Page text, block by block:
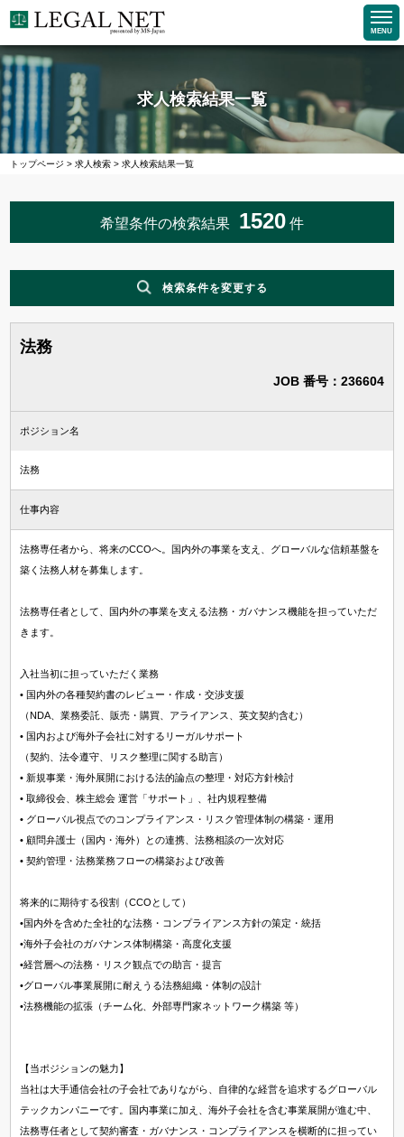
MENU
求人検索結果一覧
トップページ >求人検索 >求人検索結果一覧
希望条件の検索結果 1520 件
検索条件を変更する
職種
知財・特許求人
資格
国内弁護士
海外弁護士
海外LLM・JD修了
弁理士
＋ 追加・変更する
年収
～
法務
JOB 番号：236604
ポジション名
法務
仕事内容
法務専任者から、将来のCCOへ。国内外の事業を支え、グローバルな信頼基盤を
築く法務人材を募集します。
法務専任者として、国内外の事業を支える法務・ガバナンス機能を担っていただ
きます。
入社当初に担っていただく業務
• 国内外の各種契約書のレビュー・作成・交渉支援
（NDA、業務委託、販売・購買、アライアンス、英文契約含む）
• 国内および海外子会社に対するリーガルサポート
（契約、法令遵守、リスク整理に関する助言）
• 新規事業・海外展開における法的論点の整理・対応方針検討
• 取締役会、株主総会 運営「サポート」、社内規程整備
• グローバル視点でのコンプライアンス・リスク管理体制の構築・運用
• 顧問弁護士（国内・海外）との連携、法務相談の一次対応
• 契約管理・法務業務フローの構築および改善
将来的に期待する役割（CCOとして）
•国内外を含めた全社的な法務・コンプライアンス方針の策定・統括
•海外子会社のガバナンス体制構築・高度化支援
•経営層への法務・リスク観点での助言・提言
•グローバル事業展開に耐えうる法務組織・体制の設計
•法務機能の拡張（チーム化、外部専門家ネットワーク構築 等）
【当ポジションの魅力】
当社は大手通信会社の子会社でありながら、自律的な経営を追求するグローバル
テックカンパニーです。国内事業に加え、海外子会社を含む事業展開が進む中、
法務専任者として契約審査・ガバナンス・コンプライアンスを横断的に担ってい